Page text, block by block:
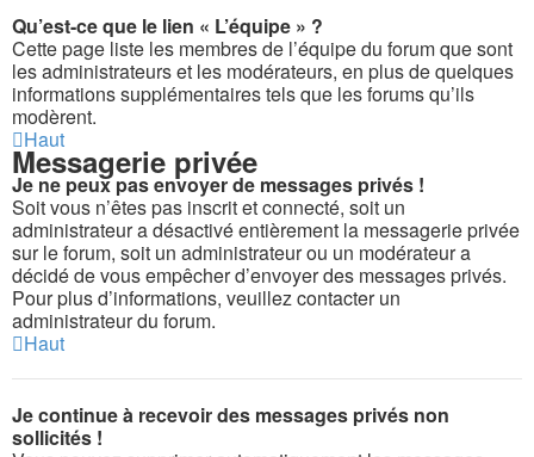
Qu’est-ce que le lien « L’équipe » ?
Cette page liste les membres de l’équipe du forum que sont
les administrateurs et les modérateurs, en plus de quelques
informations supplémentaires tels que les forums qu’ils
modèrent.
Haut
Messagerie privée
Je ne peux pas envoyer de messages privés !
Soit vous n’êtes pas inscrit et connecté, soit un
administrateur a désactivé entièrement la messagerie privée
sur le forum, soit un administrateur ou un modérateur a
décidé de vous empêcher d’envoyer des messages privés.
Pour plus d’informations, veuillez contacter un
administrateur du forum.
Haut
Je continue à recevoir des messages privés non
sollicités !